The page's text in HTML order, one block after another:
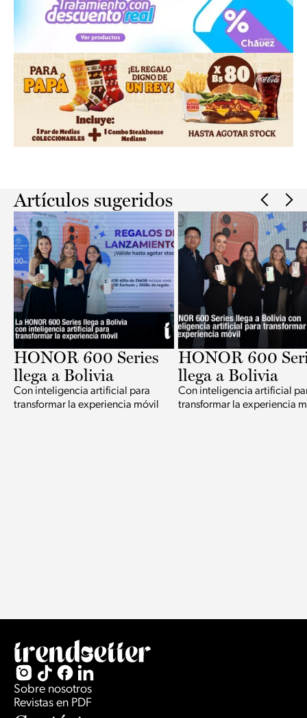
Artículos sugeridos
HONOR 600 Series
llega a Bolivia
Con inteligencia artificial para
transformar la experiencia móvil
HONOR 600
llega a Bolivia
Con inteligencia artificial
transformar la experiencia
Sobre nosotros
Revistas en PDF